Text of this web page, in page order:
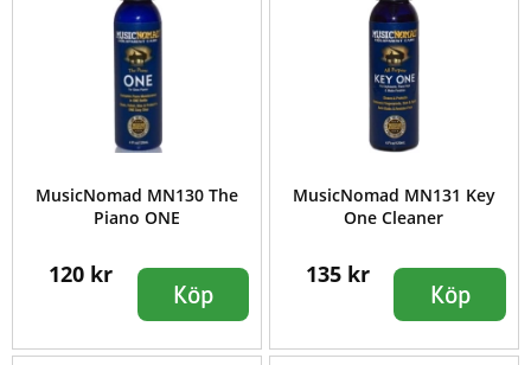
MusicNomad MN130 The
Piano ONE
120 kr
Köp
MusicNomad MN131 Key
One Cleaner
135 kr
Köp